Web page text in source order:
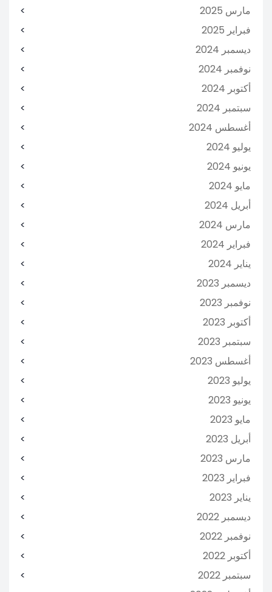
مارس 2025
فبراير 2025
ديسمبر 2024
نوفمبر 2024
أكتوبر 2024
سبتمبر 2024
أغسطس 2024
يوليو 2024
يونيو 2024
مايو 2024
أبريل 2024
مارس 2024
فبراير 2024
يناير 2024
ديسمبر 2023
نوفمبر 2023
أكتوبر 2023
سبتمبر 2023
أغسطس 2023
يوليو 2023
يونيو 2023
مايو 2023
أبريل 2023
مارس 2023
فبراير 2023
يناير 2023
ديسمبر 2022
نوفمبر 2022
أكتوبر 2022
سبتمبر 2022